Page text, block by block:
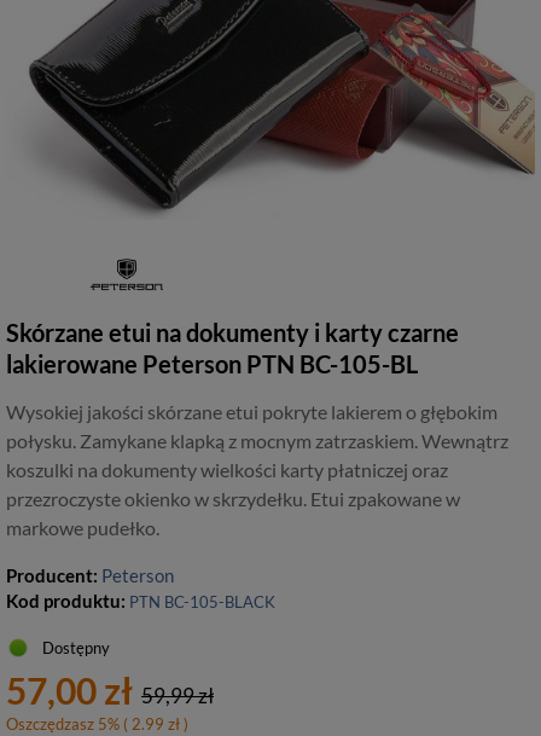
Skórzane etui na dokumenty i karty czarne
lakierowane Peterson PTN BC-105-BL
Wysokiej jakości skórzane etui pokryte lakierem o głębokim
połysku. Zamykane klapką z mocnym zatrzaskiem. Wewnątrz
koszulki na dokumenty wielkości karty płatniczej oraz
przezroczyste okienko w skrzydełku. Etui zpakowane w
markowe pudełko.
Producent: Peterson
Kod produktu: PTN BC-105-BLACK
Dostępny
57,00 zł 59,99 zł
Oszczędzasz 5% ( 2.99 zł )